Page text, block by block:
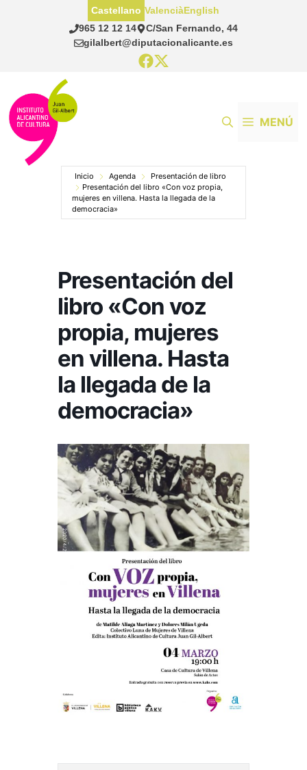
965 12 12 14
C/San Fernando, 44
gilalbert@diputacionalicante.es
Castellano ValenciàEnglish
MENÚ
Inicio Agenda
Presentación de libro
Presentación del libro «Con voz propia,
mujeres en villena. Hasta la llegada de la
democracia»
Presentación del
libro «Con voz
propia, mujeres
en villena. Hasta
la llegada de la
democracia»